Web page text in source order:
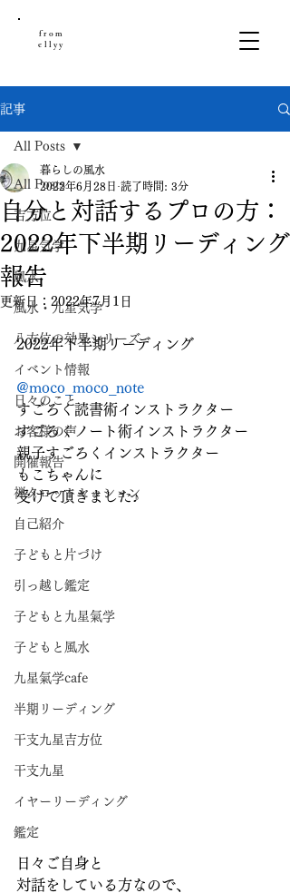
from
ellyy
記事
All Posts
吉方位
九星気学
風水
風水・九星気学
八方位の効果シリーズ
イベント情報
日々のこと
お客様の声
開催報告
禅タロットセッション
自己紹介
子どもと片づけ
引っ越し鑑定
子どもと九星氣学
子どもと風水
九星氣学cafe
半期リーディング
干支九星吉方位
干支九星
イヤーリーディング
鑑定
All Posts
自分と対話するプロの方：
2022年下半期リーディング
報告
暮らしの風水
2022年6月28日 読了時間: 3分
更新日： 2022年7月1日
2022年下半期リーディング
@moco_moco_note
すごろく読書術インストラクター
すごろくノート術インストラクター
親子すごろくインストラクター
もこちゃんに
受けて頂きました♪
日々ご自身と
対話をしている方なので、